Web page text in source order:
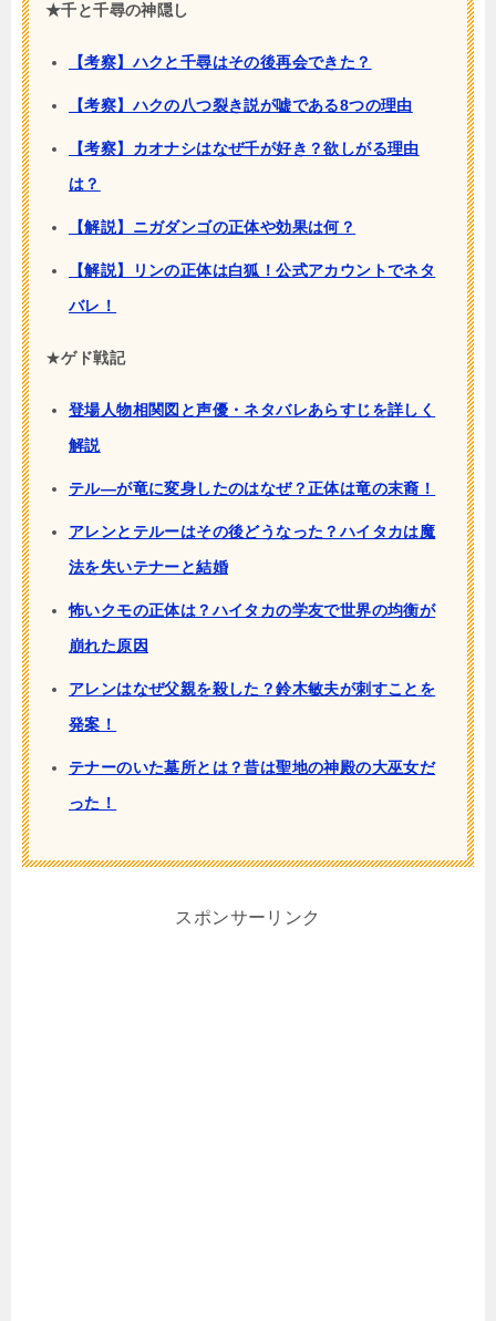
★千と千尋の神隠し
【考察】ハクと千尋はその後再会できた？
【考察】ハクの八つ裂き説が嘘である8つの理由
【考察】カオナシはなぜ千が好き？欲しがる理由
は？
【解説】ニガダンゴの正体や効果は何？
【解説】リンの正体は白狐！公式アカウントでネタ
バレ！
★ゲド戦記
登場人物相関図と声優・ネタバレあらすじを詳しく
解説
テル―が竜に変身したのはなぜ？正体は竜の末裔！
アレンとテルーはその後どうなった？ハイタカは魔
法を失いテナーと結婚
怖いクモの正体は？ハイタカの学友で世界の均衡が
崩れた原因
アレンはなぜ父親を殺した？鈴木敏夫が刺すことを
発案！
テナーのいた墓所とは？昔は聖地の神殿の大巫女だ
った！
スポンサーリンク